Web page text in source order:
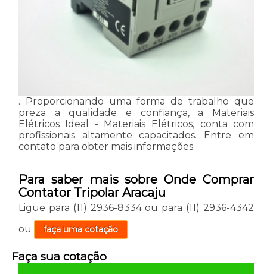
. Proporcionando uma forma de trabalho que
preza a qualidade e confiança, a Materiais
Elétricos Ideal - Materiais Elétricos, conta com
profissionais altamente capacitados. Entre em
contato para obter mais informações.
Para saber mais sobre Onde Comprar
Contator Tripolar Aracaju
Ligue para (11) 2936-8334ou para (11) 2936-4342
ou
faça uma cotação
Faça sua cotação